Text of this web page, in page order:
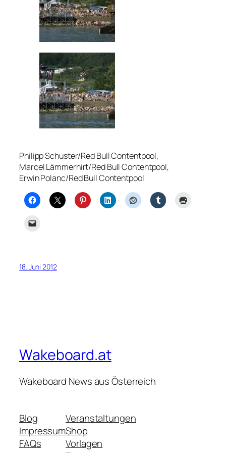
Philipp Schuster/Red Bull Contentpool,
Marcel Lämmerhirt/Red Bull Contentpool,
Erwin Polanc/Red Bull Contentpool
18. Juni 2012
Wakeboard.at
Wakeboard News aus Österreich
Blog
Impressum
FAQs
Veranstaltungen
Shop
Vorlagen